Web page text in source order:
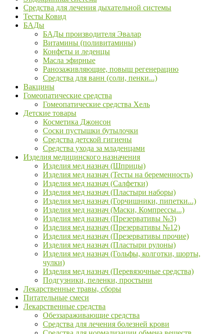
Средства для лечения дыхательной системы
Тесты Ковид
БАДы
БАДы производителя Эвалар
Витамины (поливитамины)
Конфеты и леденцы
Масла эфирные
Ранозаживляющие, повыш регенерацию
Средства для ванн (соли, пенки...)
Вакцины
Гомеопатические средства
Гомеопатические средства Хель
Детские товары
Косметика Джонсон
Соски пустышки бутылочки
Средства детской гигиены
Средства ухода за младенцами
Изделия медицинского назначения
Изделия мед назнач (Шприцы)
Изделия мед назнач (Тесты на беременность)
Изделия мед назнач (Салфетки)
Изделия мед назнач (Пластыри наборы)
Изделия мед назнач (Горчишники, пипетки...)
Изделия мед назнач (Маски, Компрессы...)
Изделия мед назнач (Презервативы №3)
Изделия мед назнач (Презервативы №12)
Изделия мед назнач (Презервативы прочие)
Изделия мед назнач (Пластыри рулоны)
Изделия мед назнач (Гольфы, колготки, шорты,
чулки)
Изделия мед назнач (Перевязочные средства)
Подгузники, пеленки, простыни
Лекарственные травы, сборы
Питательные смеси
Лекарственные средства
Обеззараживающие средства
Средства для лечения болезней крови